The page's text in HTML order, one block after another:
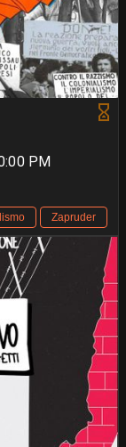
PM
Zapruder